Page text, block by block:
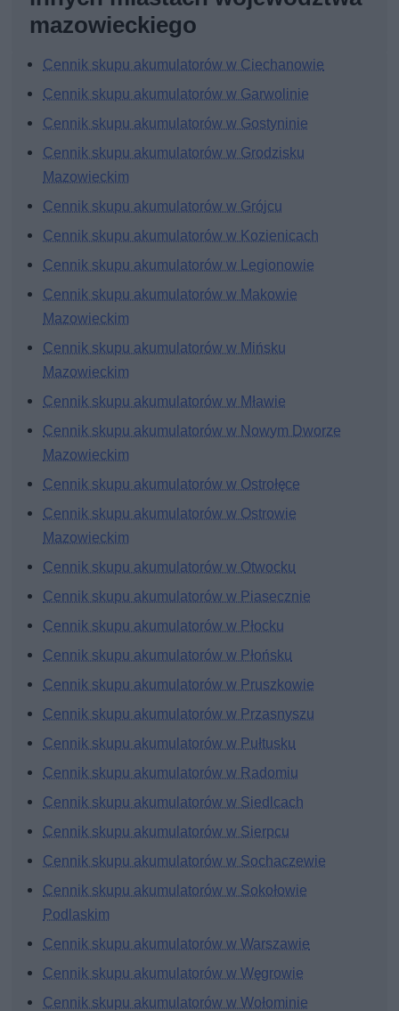
mazowieckiego
Cennik skupu akumulatorów w Ciechanowie
Cennik skupu akumulatorów w Garwolinie
Cennik skupu akumulatorów w Gostyninie
Cennik skupu akumulatorów w Grodzisku
Mazowieckim
Cennik skupu akumulatorów w Grójcu
Cennik skupu akumulatorów w Kozienicach
Cennik skupu akumulatorów w Legionowie
Cennik skupu akumulatorów w Makowie
Mazowieckim
Cennik skupu akumulatorów w Mińsku
Mazowieckim
Cennik skupu akumulatorów w Mławie
Cennik skupu akumulatorów w Nowym Dworze
Mazowieckim
Cennik skupu akumulatorów w Ostrołęce
Cennik skupu akumulatorów w Ostrowie
Mazowieckim
Cennik skupu akumulatorów w Otwocku
Cennik skupu akumulatorów w Piasecznie
Cennik skupu akumulatorów w Płocku
Cennik skupu akumulatorów w Płońsku
Cennik skupu akumulatorów w Pruszkowie
Cennik skupu akumulatorów w Przasnyszu
Cennik skupu akumulatorów w Pułtusku
Cennik skupu akumulatorów w Radomiu
Cennik skupu akumulatorów w Siedlcach
Cennik skupu akumulatorów w Sierpcu
Cennik skupu akumulatorów w Sochaczewie
Cennik skupu akumulatorów w Sokołowie
Podlaskim
Cennik skupu akumulatorów w Warszawie
Cennik skupu akumulatorów w Węgrowie
Cennik skupu akumulatorów w Wołominie